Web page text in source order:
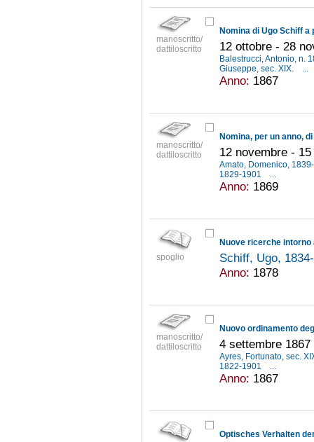
manoscritto/
dattiloscritto
Nomina di Ugo Schiff
12 ottobre - 28
Balestrucci, Antonio, n.
Giuseppe, sec. XIX.
...
Anno: 1867
manoscritto/
dattiloscritto
12 novembre -
Amato, Domenico,
1829-1901
...
Anno: 1869
spoglio
Schiff, Ugo,
Anno: 1878
manoscritto/
dattiloscritto
4 settembre
Ayres, Fortunato, sec.
1822-1901
...
Anno: 1867
Optisches Verhalten